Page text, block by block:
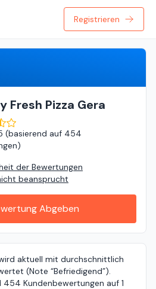
Registrieren
Fresh Pizza Gera
(basierend auf 454
)
der Bewertungen
beansprucht
Abgeben
aktuell mit durchschnittlich
(Note “Befriedigend”).
Kundenbewertungen auf 1